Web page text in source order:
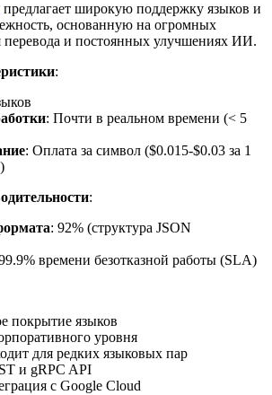
предлагает широкую поддержку языков и
основанную на огромных
перевода и постоянных улучшениях ИИ.
:
: Почти в реальном времени (< 5
: Оплата за символ ($0.015-$0.03 за 1
:
: 92% (структура JSON
времени безотказной работы (SLA)
покрытие языков
уровня
для редких языковых пар
и gRPC API
с Google Cloud